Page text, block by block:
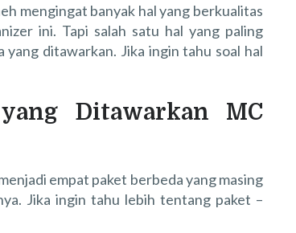
mengingat banyak hal yang berkualitas
ini. Tapi salah satu hal yang paling
yang ditawarkan. Jika ingin tahu soal hal
Ditawarkan MC
empat paket berbeda yang masing
Jika ingin tahu lebih tentang paket –